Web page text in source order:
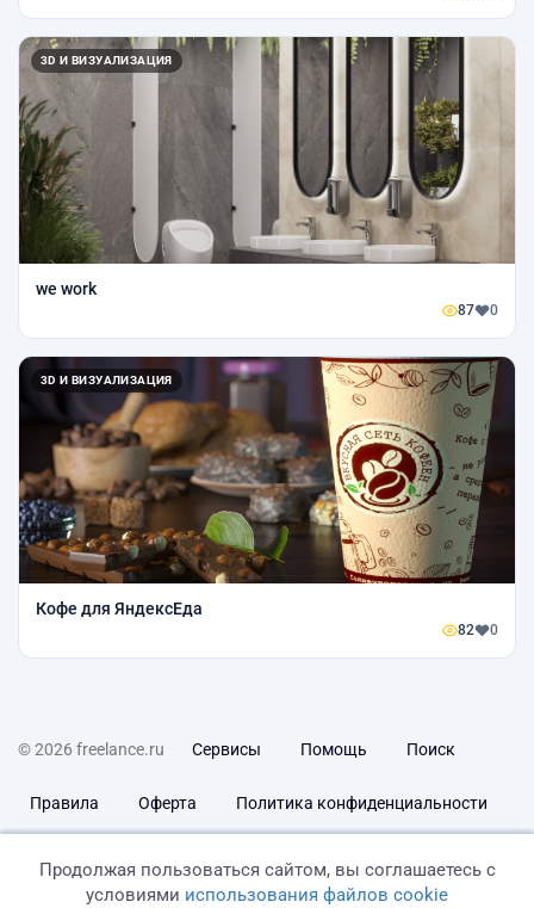
3D И ВИЗУАЛИЗАЦИЯ
we work
87 0
3D И ВИЗУАЛИЗАЦИЯ
Кофе для ЯндексЕда
82 0
© 2026 freelance.ru Сервисы Помощь Поиск
Правила Оферта Политика конфиденциальности
Продолжая пользоваться сайтом, вы соглашаетесь с
условиями использования файлов cookie